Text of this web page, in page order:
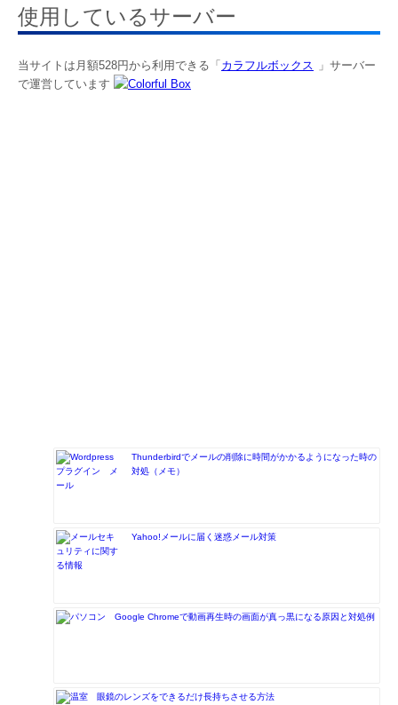
使用しているサーバー
当サイトは月額528円から利用できる「 カラフルボックス
」サーバー
で運営しています
Thunderbirdでメールの削除に時間がかかるようになった時の
対処（メモ）
Yahoo!メールに届く迷惑メール対策
Google Chromeで動画再生時の画面が真っ黒になる原因と対処例
眼鏡のレンズをできるだけ長持ちさせる方法